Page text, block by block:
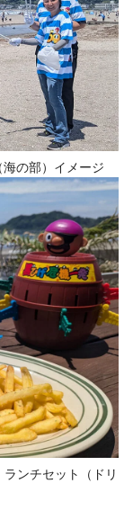
の部）イメージ
ンチセット（ドリ